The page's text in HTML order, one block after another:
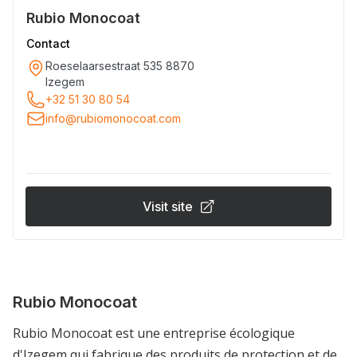
Rubio Monocoat
Contact
Roeselaarsestraat 535 8870
Izegem
+32 51 30 80 54
info@rubiomonocoat.com
Visit site
Rubio Monocoat
Rubio Monocoat est une entreprise écologique